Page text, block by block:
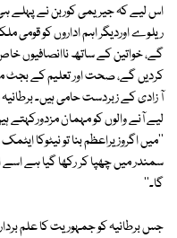
اس لیے کہ جیریمی کوربن نے پہلے ہی
ریلوے اوردیگر اہم اداروں کو
گے، خواتین کے ساتھ ناانصافیوں
کردیں گے، صحت اور تعلیم کے بجٹ
آ زادی کے زبردست حامی ہیں۔
لیے آنے والوں کو مہمان مزدورکہتے
''میں اگروزیراعظم بنا تو نیٹوکا
سمندر میں چھپا کر رکھا گیا ہے
گا۔''
جس برطانیہ کو جمہوریت کا علم